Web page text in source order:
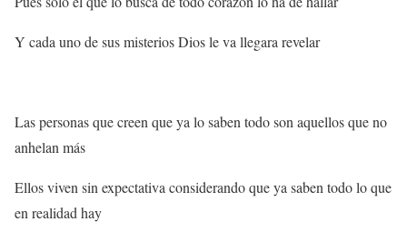
Y cada uno de sus misterios Dios le va llegara revelar
Las personas que creen que ya lo saben todo son aquellos que no
anhelan más
Ellos viven sin expectativa considerando que ya saben todo lo que
en realidad hay